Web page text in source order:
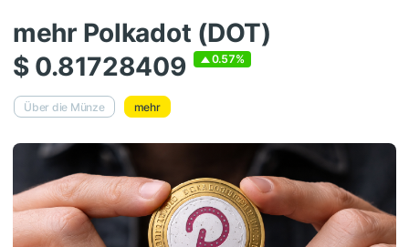
mehr Polkadot (DOT)
$ 0.81728409
0.57%
Über die Münze mehr